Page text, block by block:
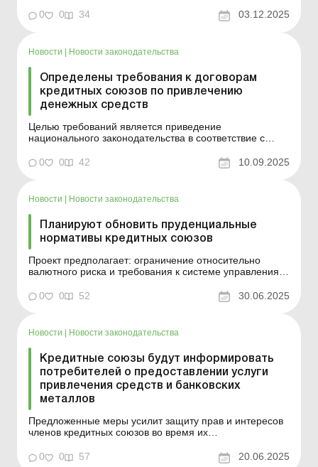
формирует комплексное понимание состояния
0 0 34 03.12.2025
Новости | Новости законодательства
Определены требования к договорам
кредитных союзов по привлечению
денежных средств
Целью требований является приведение
национального законодательства в соответствие с
к информированию потребителей и заключению с
ними договоров о предоставлении финансовых услуг.
предоставляющих ...
0 0 42 10.09.2025
Новости Новости законодательства
Планируют обновить пруденциальные
нормативы кредитных союзов
Проект предполагает: ограничение относительно
валютного риска и требования к системе управления
союзов; уточнение относительно порядка определения
размера пруденциальных нормативов для всех
обсуждения про...
0 0 52 30.06.2025
Новости Новости законодательства
Кредитные союзы будут информировать
потребителей о предоставлении услуги
привлечения средств и банковских
металлов
Предложенные меры усилит защиту прав и интересов
членов кредитных союзов во время их
указанной услуги. Национальный банк предлагает для
0 0 57 20.06.2025